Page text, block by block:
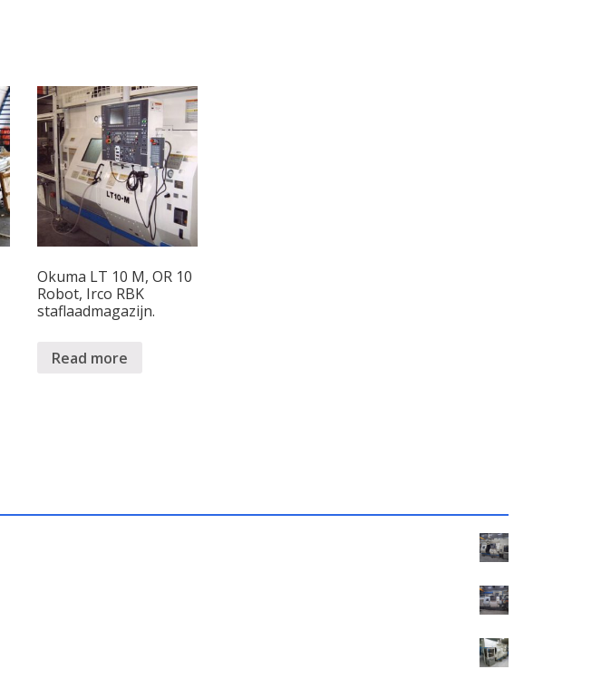
Okuma LT 10 M, OR 10
Robot, Irco RBK
staflaadmagazijn.
Read more